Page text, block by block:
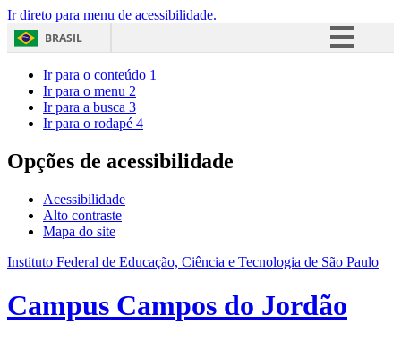
Ir direto para menu de acessibilidade.
BRASIL
Acesso à informação
Ir para o conteúdo 1
Ir para o menu 2
Ir para a busca 3
Ir para o rodapé 4
Opções de acessibilidade
Acessibilidade
Alto contraste
Mapa do site
Instituto Federal de Educação, Ciência e Tecnologia de São Paulo
Campus Campos do Jordão